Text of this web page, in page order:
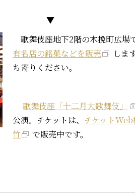
▼
歌舞伎座地下2階の木挽町広場
有名店の銘菓などを販売
しま
ち寄りください。
歌舞伎座「十二月大歌舞伎」
公演。チケットは、 チケットWeb
竹
で販売中です。